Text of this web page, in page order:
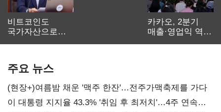
비트코인도
국가자산으로…'
카카오, 2분기
매출·영업익 역대
주요 뉴스
(현장+)여름밤 채운 '맥주 한잔'…전주가맥축제를 가다
이 대통령 지지율 43.3% '취임 후 최저치'…4주 연속